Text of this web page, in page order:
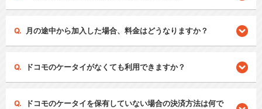
月の途中から加入した場合、料金はどうなりますか？
ドコモのケータイがなくても利用できますか？
ドコモのケータイを保有していない場合の決済方法は何で